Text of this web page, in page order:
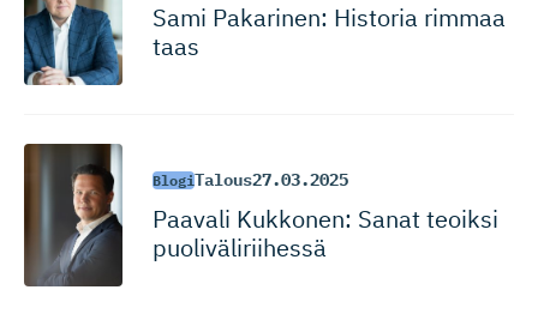
Sami Pakarinen: Historia rimmaa
taas
BlogiTalous27.03.2025
Paavali Kukkonen: Sanat teoiksi
puoliväli­riihessä